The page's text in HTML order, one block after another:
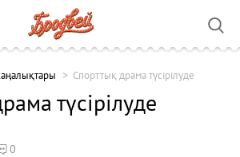
Спорттық драма түсірілуде
түсірілуде
0